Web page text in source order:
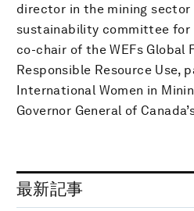
director in the mining sector
sustainability committee for
co-chair of the WEFs Global
Responsible Resource Use,
International Women in
Governor General of
最新記事